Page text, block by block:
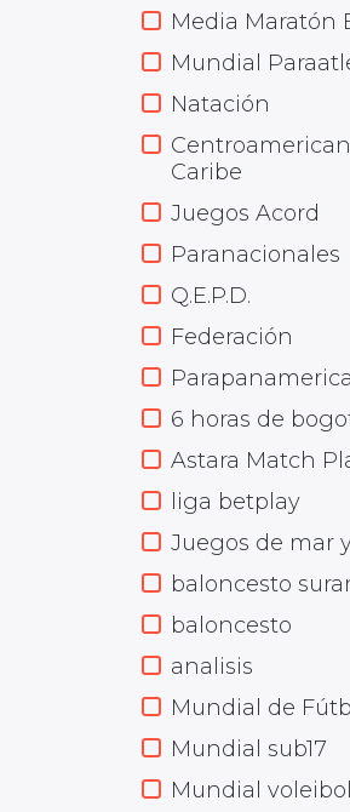
Media Maratón
Mundial
Natación
Caribe
Juegos Acord
Paranacionales
Q.E.P.D.
Federación
6 horas de
Astara Match
liga betplay
Juegos de mar
baloncesto
baloncesto
analisis
Mundial de
Mundial sub17
Mundial voleibol